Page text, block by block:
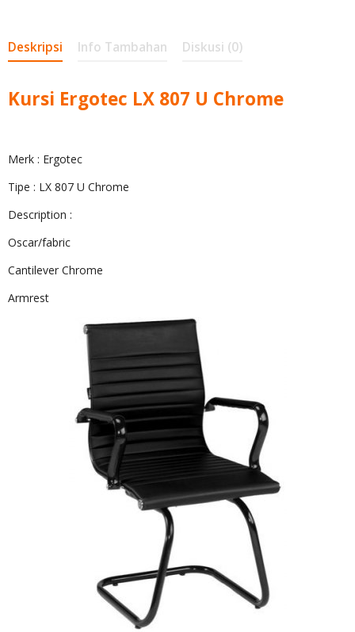
Deskripsi Info Tambahan Diskusi (0)
Kursi Ergotec LX 807 U Chrome
Merk : Ergotec
Tipe : LX 807 U Chrome
Description :
Oscar/fabric
Cantilever Chrome
Armrest